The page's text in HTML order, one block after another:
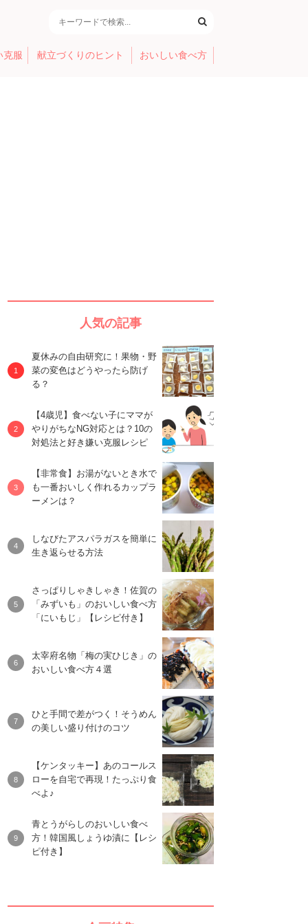
克服 献立づくりのヒント おいしい食べ方
人気の記事
夏休みの自由研究に！果物・野
菜の変色はどうやったら防げ
る？
【4歳児】食べない子にママが
やりがちなNG対応とは？10の
対処法と好き嫌い克服レシピ
【非常食】お湯がないとき水で
も一番おいしく作れるカップラ
ーメンは？
しなびたアスパラガスを簡単に
生き返らせる方法
さっぱりしゃきしゃき！佐賀の
「みずいも」のおいしい食べ方
「にいもじ」【レシピ付き】
太宰府名物「梅の実ひじき」の
おいしい食べ方４選
ひと手間で差がつく！そうめん
の美しい盛り付けのコツ
【ケンタッキー】あのコールス
ローを自宅で再現！たっぷり食
べよ♪
青とうがらしのおいしい食べ
方！韓国風しょうゆ漬に【レシ
ピ付き】